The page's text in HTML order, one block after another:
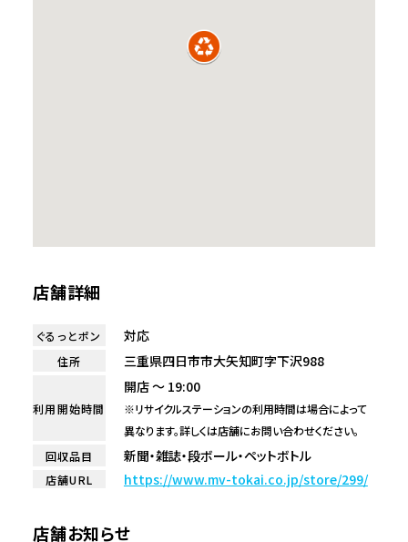
店舗詳細
ぐるっとポン 対応
住所 三重県四日市市大矢知町字下沢988
利用開始時間
開店 ～ 19:00
※リサイクルステーションの利用時間は場合によって
異なります。詳しくは店舗にお問い合わせください。
回収品目
新聞・雑誌・段ボール・ペットボトル
店舗URL https://www.mv-tokai.co.jp/store/299/
店舗お知らせ